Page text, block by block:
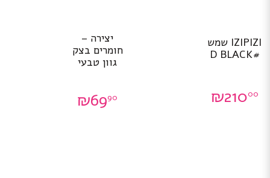
IZIPIZI שמש
#D BLACK
₪21000
יצירה –
חומרים בצק
גוון טבעי
₪6990